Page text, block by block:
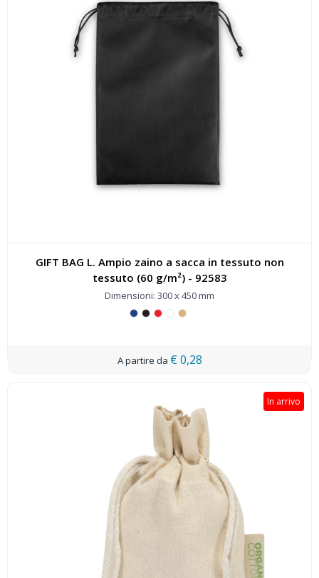
GIFT BAG L. Ampio zaino a sacca in tessuto non
tessuto (60 g/m²) - 92583
Dimensioni: 300 x 450 mm
€ 0,28
In arrivo